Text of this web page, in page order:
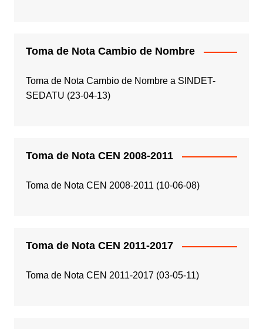
Toma de Nota Cambio de Nombre
Toma de Nota Cambio de Nombre a SINDET-
SEDATU (23-04-13)
Toma de Nota CEN 2008-2011
Toma de Nota CEN 2008-2011 (10-06-08)
Toma de Nota CEN 2011-2017
Toma de Nota CEN 2011-2017 (03-05-11)